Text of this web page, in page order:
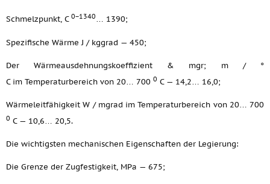
Schmelzpunkt, C 0−1340… 1390;
Spezifische Wärme J / kggrad — 450;
Der Wärmeausdehnungskoeffizient & mgr; m / °
C im Temperaturbereich von 20… 700 0 C — 14,2… 16,0;
Wärmeleitfähigkeit W / mgrad im Temperaturbereich von 20… 700
0 C — 10,6… 20,5.
Die wichtigsten mechanischen Eigenschaften der Legierung:
Die Grenze der Zugfestigkeit, MPa — 675;